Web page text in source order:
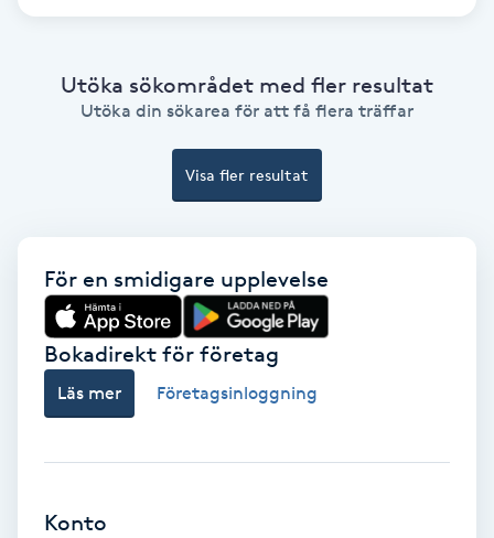
Dermapen
Diamantslipning
Utöka sökområdet med fler resultat
Utöka din sökarea för att få flera träffar
Visa fler resultat
För en smidigare upplevelse
Bokadirekt för företag
Läs mer Företagsinloggning
Konto